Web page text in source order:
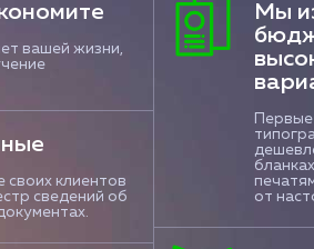
вашей жизни,
своих клиентов
сведений об
Мы
от